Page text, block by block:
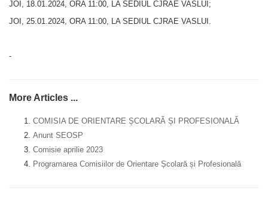
JOI, 18.01.2024, ORA 11:00, LA SEDIUL CJRAE VASLUI;
JOI, 25.01.2024, ORA 11:00, LA SEDIUL CJRAE VASLUI.
-
More Articles ...
COMISIA DE ORIENTARE ȘCOLARĂ ȘI PROFESIONALĂ
Anunt SEOSP
Comisie aprilie 2023
Programarea Comisiilor de Orientare Școlară și Profesională